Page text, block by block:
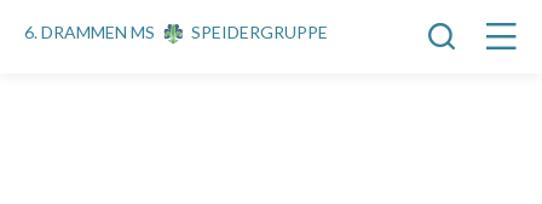
6. DRAMMEN MS SPEIDERGRUPPE